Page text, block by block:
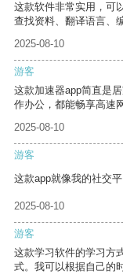
这款软件非常实用，可
查找资料、翻译语言、
2025-08-10
游客
这款加速器app简直是
作办公，都能畅享高速
2025-08-10
游客
这款app就像我的社交
2025-08-10
游客
这款学习软件的学习方
式。我可以根据自己的